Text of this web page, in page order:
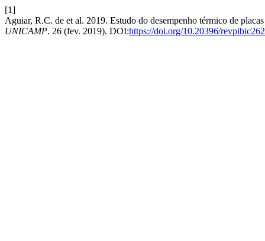
[1]
Aguiar, R.C. de et al. 2019. Estudo do desempenho térmico de
UNICAMP. 26 (fev. 2019). DOI:https://doi.org/10.20396/